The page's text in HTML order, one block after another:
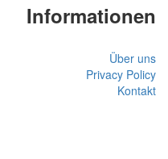
Informationen
Über uns
Privacy Policy
Kontakt